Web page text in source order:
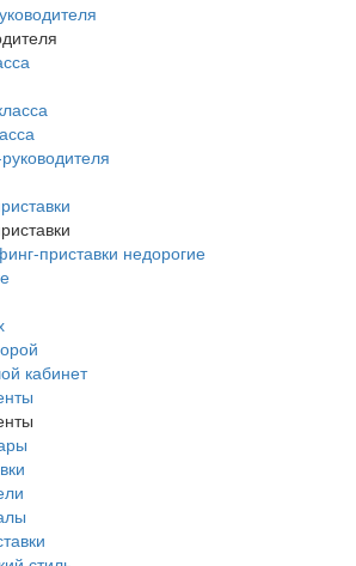
приставки недорогие
кабинет